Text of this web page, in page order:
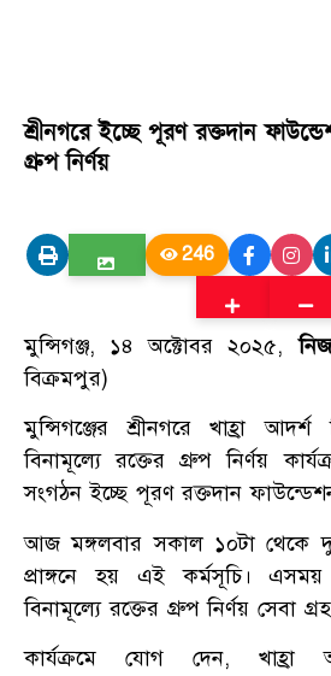
শ্রীনগরে ইচ্ছে পূরণ রক্তদান
গ্রুপ নির্ণয়
246
মুন্সিগঞ্জ, ১৪ অক্টোবর ২০২৫,
বিক্রমপুর)
মুন্সিগঞ্জের শ্রীনগরে খাহ্রা
বিনামূল্যে রক্তের গ্রুপ নির্ণয়
সংগঠন ইচ্ছে পূরণ রক্তদান
আজ মঙ্গলবার সকাল ১০টা থেকে
প্রাঙ্গনে হয় এই কর্মসূচি।
বিনামূল্যে রক্তের গ্রুপ নির্ণয় সেবা
কার্যক্রমে যোগ দেন, খাহ্রা